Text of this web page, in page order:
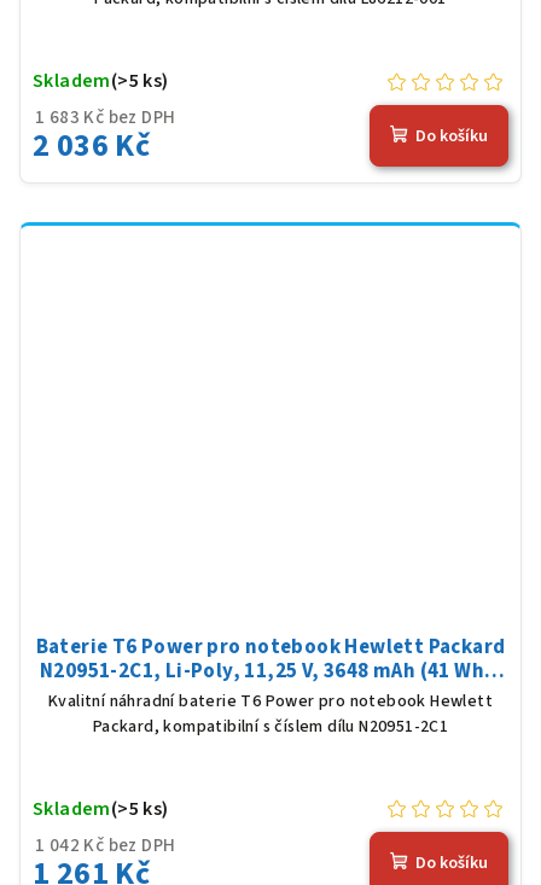
1 683 Kč bez DPH
2 036 Kč
Skladem(>5 ks)
Do košíku
Baterie T6 Power pro notebook Hewlett Packard
N20951-2C1, Li-Poly, 11,25 V, 3648 mAh (41 Wh),
černá
Kvalitní náhradní baterie T6 Power pro notebook Hewlett
Packard, kompatibilní s číslem dílu N20951-2C1
1 042 Kč bez DPH
1 261 Kč
Skladem(>5 ks)
Do košíku